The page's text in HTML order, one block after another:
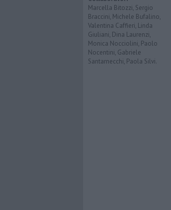
Marcella Bitozzi, Sergio
Braccini, Michele Bufalino,
Valentina Caffieri, Linda
Giuliani, Dina Laurenzi,
Monica Nocciolini, Paolo
Nocentini, Gabriele
Santarnecchi, Paola Silvi.